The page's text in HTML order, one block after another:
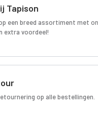
Tapison
een breed assortiment met
extra voordeel!
op alle bestellingen.